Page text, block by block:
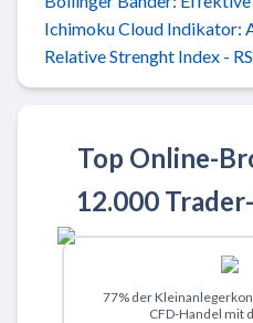
Ichimoku Cloud Indikator:
Relative Strenght Index -
Top Online-
12.000
Zu
77% der
CFD-Handel mit